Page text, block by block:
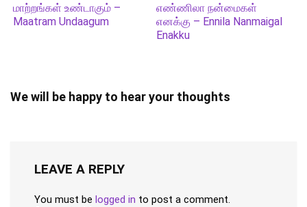
மாற்றங்கள் உண்டாகும் –
Maatram Undaagum
எண்ணிலா நன்மைகள்
எனக்கு – Ennila Nanmaigal
Enakku
We will be happy to hear your thoughts
LEAVE A REPLY
You must be logged in to post a comment.